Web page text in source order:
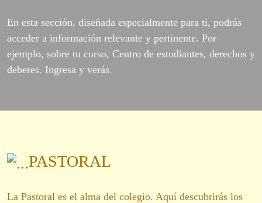
En esta sección, diseñada especialmente para ti, podrás
acceder a información relevante y pertinente. Por
ejemplo, sobre tu curso, Centro de estudiantes, derechos y
deberes. Ingresa y verás.
PASTORAL
La Pastoral es el alma del colegio. Aquí descubrirás los